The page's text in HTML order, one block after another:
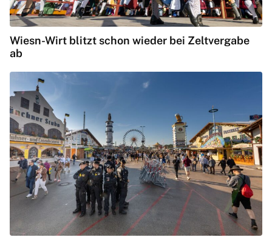
Wiesn-Wirt blitzt schon wieder bei Zeltvergabe
ab